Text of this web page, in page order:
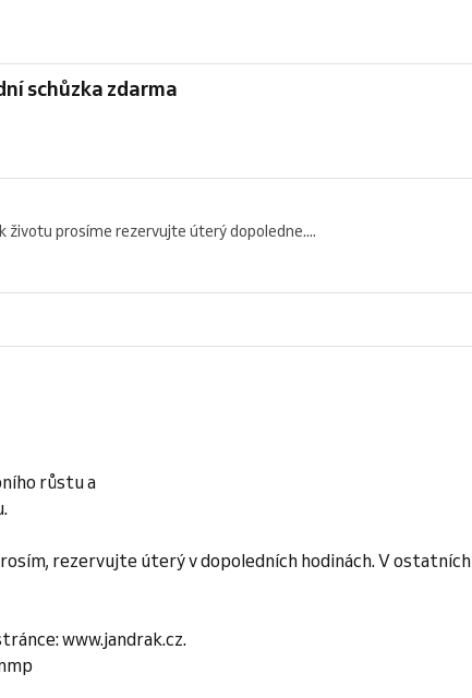
schůzka zdarma
životu prosíme rezervujte úterý dopoledne....
růstu a
rezervujte úterý v dopoledních hodinách. V ostatních
www.jandrak.cz.